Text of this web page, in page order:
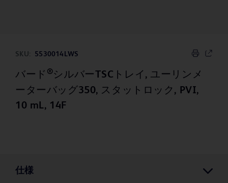
SKU: 5530014LWS
バード ®シルバーTSCトレイ, ユーリンメ
ーターバッグ350, スタットロック, PVI,
10 mL, 14F
仕様